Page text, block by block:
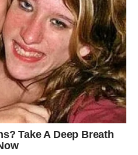
već potencijal. Preko
imaju šansu da postanu
i duhovno jači.Težina koju
da ih probudi. Kroz
konfliktima, mogu
Baba Vange, svako od
da kroz unutrašnje borbe i
samo da je emotivno jača,